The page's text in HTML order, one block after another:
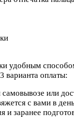
удобным
варианта оплаты:
или
с вами в
и заранее